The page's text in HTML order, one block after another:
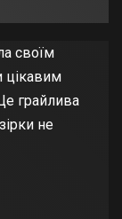
своїм
цікавим
грайлива
не